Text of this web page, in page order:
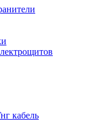
кабель